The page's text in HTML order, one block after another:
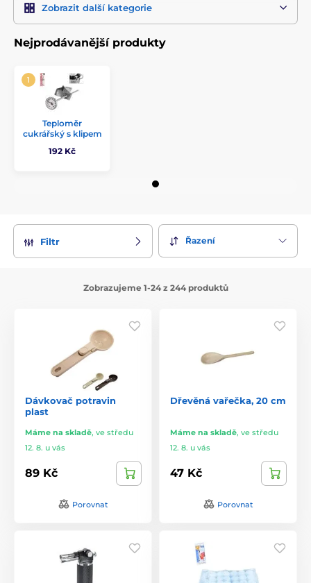
Zobrazit další kategorie
Nejprodávanější produkty
Teploměr
cukrářský s klipem
192 Kč
Filtr Řazení
Zobrazujeme 1-24 z 244 produktů
Dávkovač potravin
plast
Máme na skladě, ve středu
12. 8. u vás
89 Kč
Porovnat
Dřevěná vařečka, 20 cm
Máme na skladě, ve středu
12. 8. u vás
47 Kč
Porovnat